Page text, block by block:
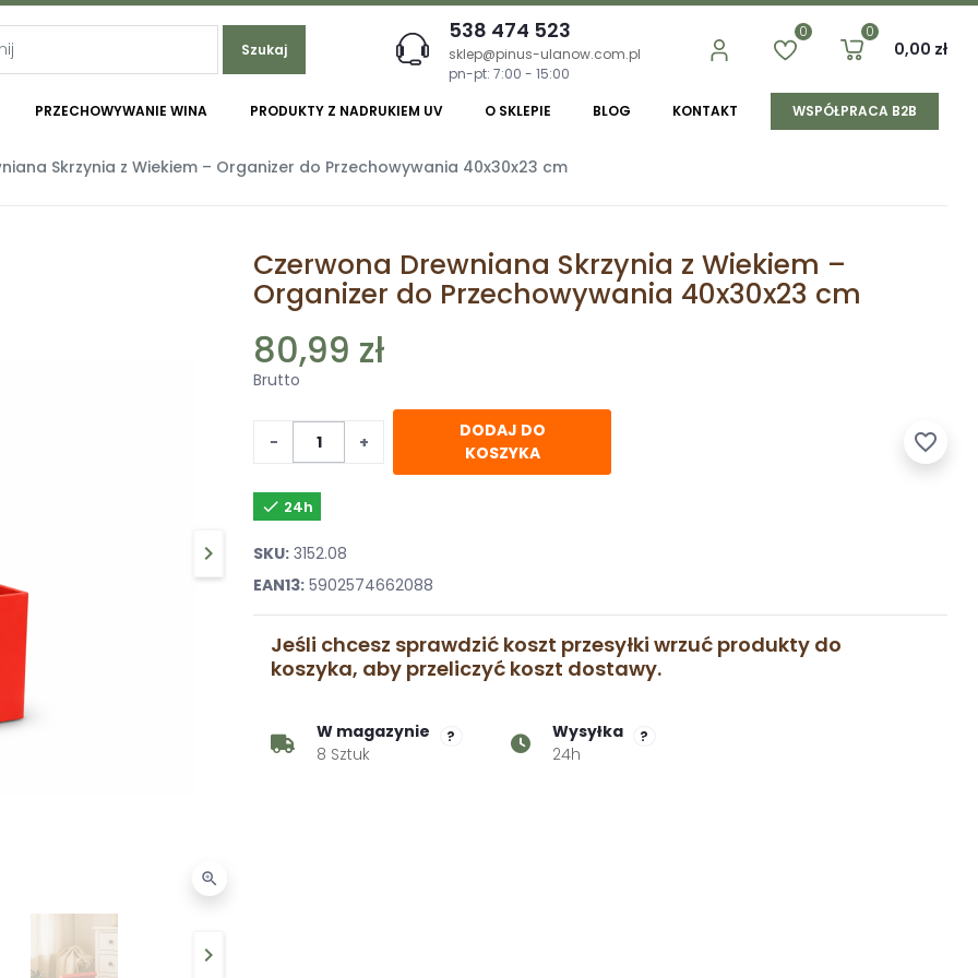
Szukaj
538 474 523
sklep@pinus-ulanow.com.pl
pn-pt: 7:00 - 15:00
0 0
0,00 zł
PRZECHOWYWANIE WINA PRODUKTY Z NADRUKIEM UV O SKLEPIE BLOG KONTAKT WSPÓŁPRACA B2B
Skrzynia z Wiekiem – Organizer do Przechowywania 40x30x23 cm
Następny
keyboard_arrow_right
zoom_in
Następny
keyboard_arrow_right
Czerwona Drewniana Skrzynia z Wiekiem –
Organizer do Przechowywania 40x30x23 cm
80,99 zł
Brutto
− +
DODAJ DO
KOSZYKA
favorite_border
 24h
SKU: 3152.08
EAN13: 5902574662088
Jeśli chcesz sprawdzić koszt przesyłki wrzuć produkty do
koszyka, aby przeliczyć koszt dostawy.
W magazynie
8 Sztuk
?
Wysyłka
24h
?